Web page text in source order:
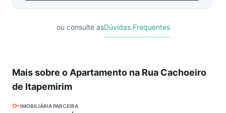
ou consulte asDúvidas Frequentes
Mais sobre o Apartamento na Rua Cachoeiro
de Itapemirim
IMOBILIÁRIA PARCEIRA